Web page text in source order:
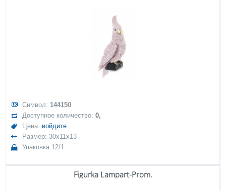
Символ: 144150
Доступное количество:0,
Цена: войдите
Размер: 30x11x13
Упаковка 12/1
Figurka Lampart-Prom.